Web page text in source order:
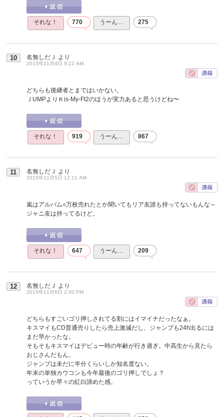
それな！ 770 うーん… 275
10 名無しだＪ より
2015年11月4日 9:22 AM
どちらも後継者とまではいかない。
ＪUMPよりＫis-My-Ft2のほうが実力あると思うけどね〜
それな！ 919 うーん… 867
11 名無しだＪ より
2015年11月5日 12:11 AM
嵐はアルバム○万枚売れたとか聞いてもリア友誰も持ってないもんな～
ジャニ友は持ってるけど。
それな！ 647 うーん… 209
12 名無しだＪ より
2015年11月6日 2:00 PM
どちらもすごいゴリ押しされてる割にはイマイチだったなぁ。
キスマイもCD普通売りしたら売上激減だし、ジャンプも24h出るには
まだ早かったな。
そもそもキスマイはデビュー時の年齢が行き過ぎ。中高生から見たら
おじさんだもん。
ジャンプは未だに半分くらいしか知名度ない。
年末の単独カウコンも今年最後のゴリ押しでしょ？
っていうか早々の紅白諦めた感。